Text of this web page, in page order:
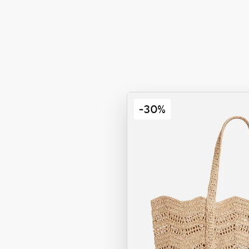
-30%